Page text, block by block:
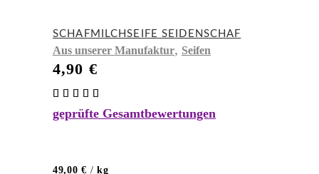
SCHAFMILCHSEIFE SEIDENSCHAF
Aus unserer Manufaktur, Seifen
4,90 €
5.00
geprüfte Gesamtbewertungen
49,00€ /kg